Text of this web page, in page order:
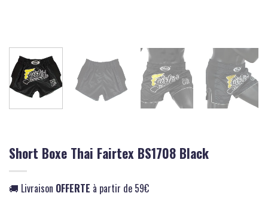
Short Boxe Thai Fairtex BS1708 Black
🚚 Livraison OFFERTE à partir de 59€